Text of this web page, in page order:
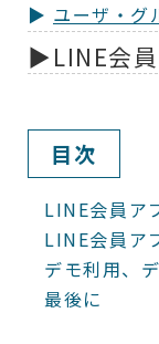
ユーザ・グ
LINE会
目次
LINE会員ア
LINE会員ア
デモ利用、
最後に